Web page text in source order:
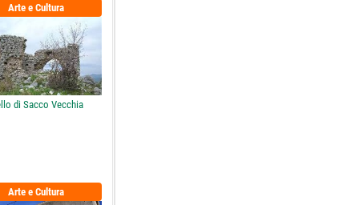
Arte e Cultura
di Sacco Vecchia
Arte e Cultura